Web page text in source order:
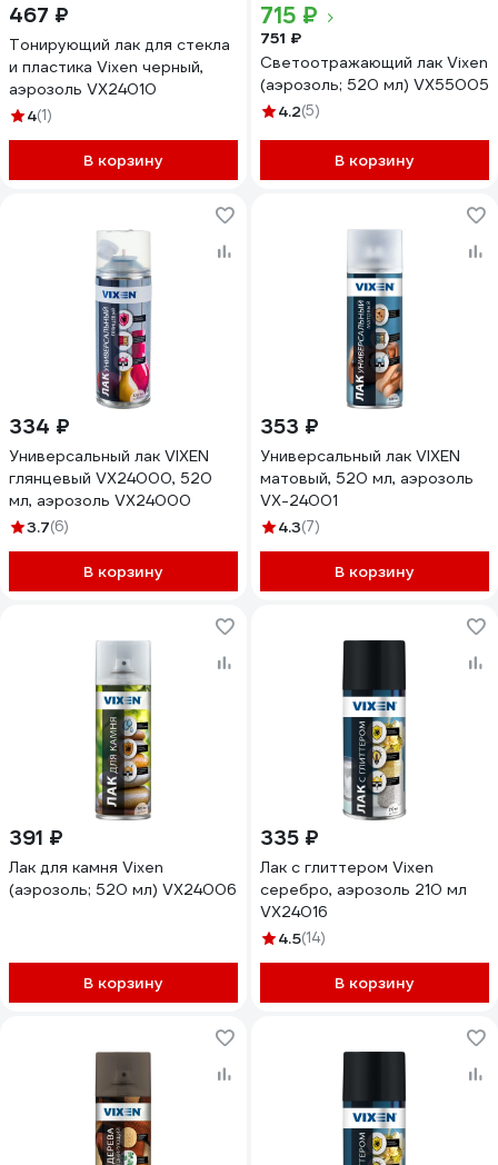
467 ₽
Тонирующий лак для стекла
и пластика Vixen черный,
аэрозоль VX24010
4(1)
В корзину
715 ₽
751 ₽
Светоотражающий лак Vixen
(аэрозоль; 520 мл) VX55005
4.2(5)
В корзину
334 ₽
Универсальный лак VIXEN
глянцевый VX24000, 520
мл, аэрозоль VX24000
3.7(6)
В корзину
353 ₽
Универсальный лак VIXEN
матовый, 520 мл, аэрозоль
VX-24001
4.3(7)
В корзину
391 ₽
Лак для камня Vixen
(аэрозоль; 520 мл) VX24006
В корзину
335 ₽
Лак с глиттером Vixen
серебро, аэрозоль 210 мл
VX24016
4.5(14)
В корзину